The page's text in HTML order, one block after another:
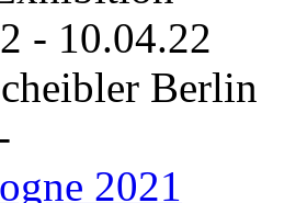
- 10.04.22
Berlin
2021